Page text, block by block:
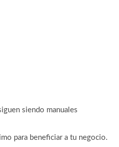
siendo manuales
para beneficiar a tu negocio.